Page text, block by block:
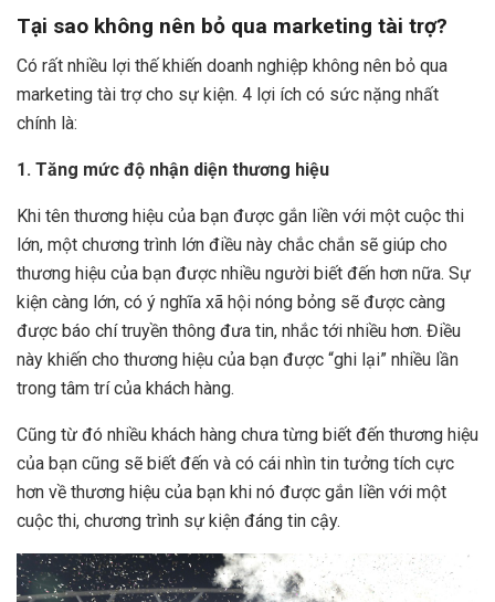
Tại sao không nên bỏ qua marketing tài trợ?
Có rất nhiều lợi thế khiến doanh nghiệp không nên bỏ qua
marketing tài trợ cho sự kiện. 4 lợi ích có sức nặng nhất
chính là:
1. Tăng mức độ nhận diện thương hiệu
Khi tên thương hiệu của bạn được gắn liền với một cuộc thi
lớn, một chương trình lớn điều này chắc chắn sẽ giúp cho
thương hiệu của bạn được nhiều người biết đến hơn nữa. Sự
kiện càng lớn, có ý nghĩa xã hội nóng bỏng sẽ được càng
được báo chí truyền thông đưa tin, nhắc tới nhiều hơn. Điều
này khiến cho thương hiệu của bạn được “ghi lại” nhiều lần
trong tâm trí của khách hàng.
Cũng từ đó nhiều khách hàng chưa từng biết đến thương hiệu
của bạn cũng sẽ biết đến và có cái nhìn tin tưởng tích cực
hơn về thương hiệu của bạn khi nó được gắn liền với một
cuộc thi, chương trình sự kiện đáng tin cậy.